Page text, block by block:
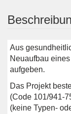
Aus
Neuaufbau
aufgeben.
Das Projekt
(Code 101/941-
(keine Typen-